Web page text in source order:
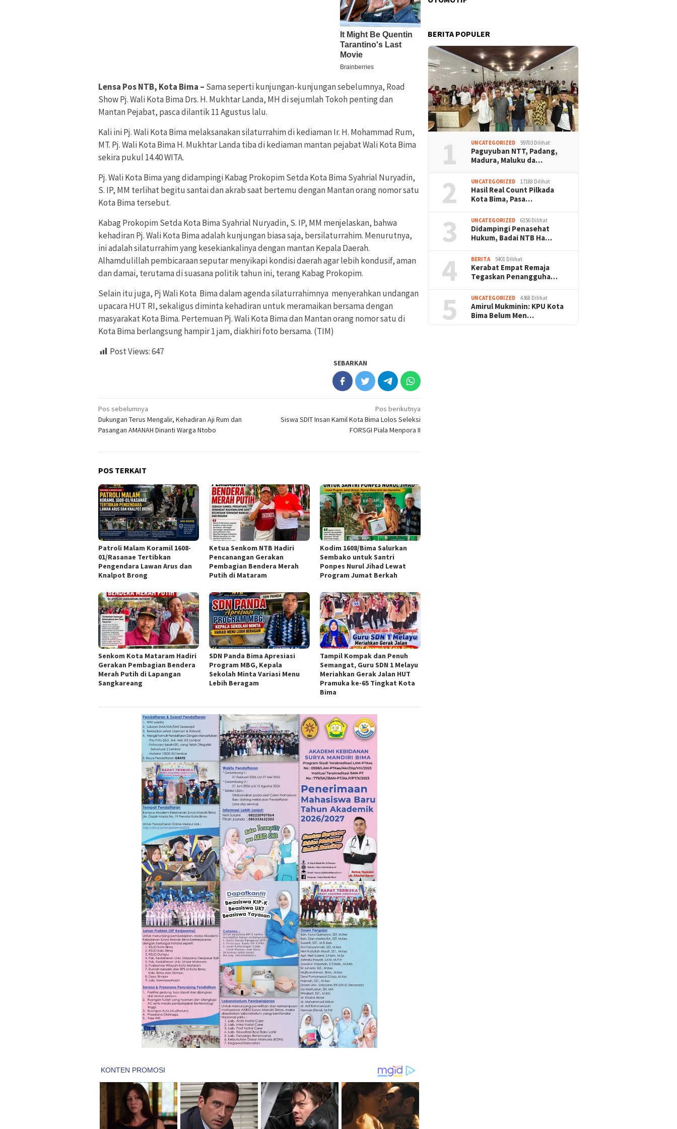
Lensa Pos NTB, Kota Bima – Sama seperti kunjungan-kunjungan sebelumnya, Road
Show Pj. Wali Kota Bima Drs. H. Mukhtar Landa, MH di sejumlah Tokoh penting dan
Mantan Pejabat, pasca dilantik 11 Agustus lalu.
Kali ini Pj. Wali Kota Bima melaksanakan silaturrahim di kediaman Ir. H. Mohammad Rum,
MT. Pj. Wali Kota Bima H. Mukhtar Landa tiba di kediaman mantan pejabat Wali Kota Bima
sekira pukul 14.40 WITA.
Pj. Wali Kota Bima yang didampingi Kabag Prokopim Setda Kota Bima Syahrial Nuryadin,
S. IP, MM terlihat begitu santai dan akrab saat bertemu dengan Mantan orang nomor satu
Kota Bima tersebut.
Kabag Prokopim Setda Kota Bima Syahrial Nuryadin, S. IP, MM menjelaskan, bahwa
kehadiran Pj. Wali Kota Bima adalah kunjungan biasa saja, bersilaturrahim. Menurutnya,
ini adalah silaturrahim yang kesekiankalinya dengan mantan Kepala Daerah.
Alhamdulillah pembicaraan seputar menyikapi kondisi daerah agar lebih kondusif, aman
dan damai, terutama di suasana politik tahun ini, terang Kabag Prokopim.
Selain itu juga, Pj Wali Kota Bima dalam agenda silaturrahimnya menyerahkan undangan
upacara HUT RI, sekaligus diminta kehadiran untuk meramaikan bersama dengan
masyarakat Kota Bima. Pertemuan Pj. Wali Kota Bima dan Mantan orang nomor satu di
Kota Bima berlangsung hampir 1 jam, diakhiri foto bersama. (TIM)
Post Views:647
SEBARKAN
Navigasi
pos
Pos sebelumnya
Dukungan Terus Mengalir, Kehadiran Aji Rum dan
Pasangan AMANAH Dinanti Warga Ntobo
Pos berikutnya
Siswa SDIT Insan Kamil Kota Bima Lolos Seleksi
FORSGI Piala Menpora II
POS TERKAIT
Patroli Malam Koramil 1608-
01/Rasanae Tertibkan
Pengendara Lawan Arus dan
Knalpot Brong
Ketua Senkom NTB Hadiri
Pencanangan Gerakan
Pembagian Bendera Merah
Putih di Mataram
Kodim 1608/Bima Salurkan
Sembako untuk Santri
Ponpes Nurul Jihad Lewat
Program Jumat Berkah
Senkom Kota Mataram Hadiri
Gerakan Pembagian Bendera
Merah Putih di Lapangan
Sangkareang
SDN Panda Bima Apresiasi
Program MBG, Kepala
Sekolah Minta Variasi Menu
Lebih Beragam
Tampil Kompak dan Penuh
Semangat, Guru SDN 1 Melayu
Meriahkan Gerak Jalan HUT
Pramuka ke-65 Tingkat Kota
Bima
BERITA POPULER
1 UNCATEGORIZED 59703 Dilihat
Paguyuban NTT, Padang,
Madura, Maluku da…
2 UNCATEGORIZED 17188 Dilihat
Hasil Real Count Pilkada
Kota Bima, Pasa…
3 UNCATEGORIZED 6156 Dilihat
Didampingi Penasehat
Hukum, Badai NTB Ha…
4 BERITA 5401 Dilihat
Kerabat Empat Remaja
Tegaskan Penangguha…
5 UNCATEGORIZED 4368 Dilihat
Amirul Mukminin: KPU Kota
Bima Belum Men…